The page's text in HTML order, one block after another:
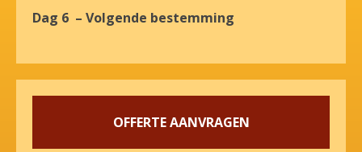
Dag 6 – Volgende bestemming
OFFERTE AANVRAGEN